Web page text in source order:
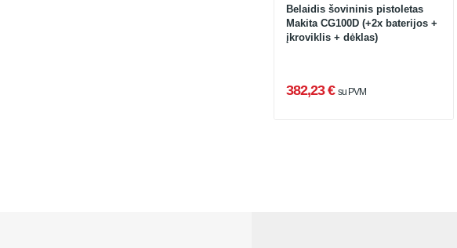
Belaidis šovininis pistoletas
Makita CG100D (+2x baterijos +
įkroviklis + dėklas)
382,23 € su PVM